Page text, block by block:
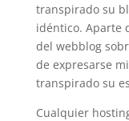
transpirado su
idéntico. Aparte
del webblog
de expresarse
transpirado su
Cualquier